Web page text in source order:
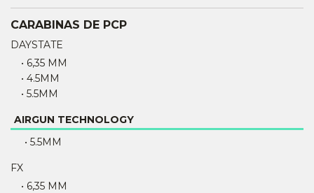
CARABINAS DE PCP
DAYSTATE
• 6,35 MM
• 4.5MM
• 5.5MM
AIRGUN TECHNOLOGY
• 5.5MM
FX
• 6,35 MM